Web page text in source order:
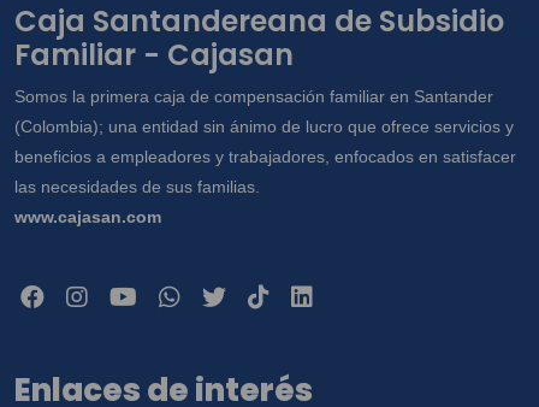
Caja Santandereana de Subsidio
Familiar - Cajasan
Somos la primera caja de compensación familiar en Santander
(Colombia); una entidad sin ánimo de lucro que ofrece servicios y
beneficios a empleadores y trabajadores, enfocados en satisfacer
las necesidades de sus familias.
www.cajasan.com
Enlaces de interés